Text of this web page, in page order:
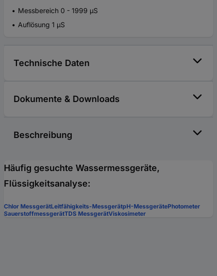
Messbereich 0 - 1999 µS
Auflösung 1 µS
Technische Daten
Dokumente & Downloads
Beschreibung
Häufig gesuchte Wassermessgeräte,
Flüssigkeitsanalyse:
Chlor MessgerätLeitfähigkeits-MessgerätpH-MessgerätePhotometer
SauerstoffmessgerätTDS MessgerätViskosimeter